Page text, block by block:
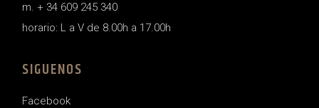
m. + 34 609 245 340
horario: L a V de 8.00h a 17.00h
SIGUENOS
Facebook